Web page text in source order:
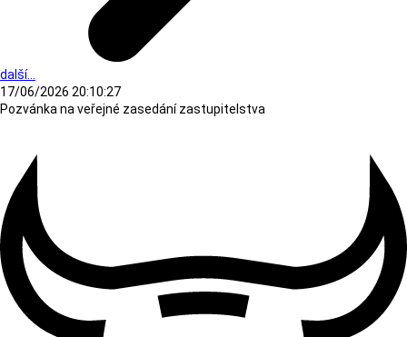
další...
17/06/2026 20:10:27
Pozvánka na veřejné zasedání zastupitelstva